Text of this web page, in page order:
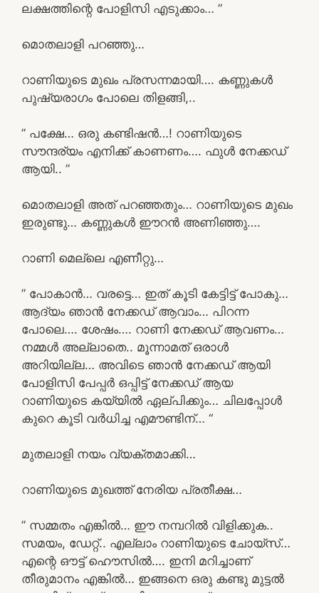
ലക്ഷത്തിന്റെ പോളിസി എടുക്കാം… ”
മൊതലാളി പറഞ്ഞു…
റാണിയുടെ മുഖം പ്രസന്നമായി…. കണ്ണുകൾ
പുഷ്യരാഗം പോലെ തിളങ്ങി,..
” പക്ഷേ… ഒരു കണ്ടിഷൻ…! റാണിയുടെ
സൗന്ദര്യം എനിക്ക് കാണണം…. ഫുൾ നേക്കഡ്
ആയി.. ”
മൊതലാളി അത് പറഞ്ഞതും… റാണിയുടെ മുഖം
ഇരുണ്ടു… കണ്ണുകൾ ഈറൻ അണിഞ്ഞു….
റാണി മെല്ലെ എണീറ്റു…
” പോകാൻ… വരട്ടെ… ഇത് കൂടി കേട്ടിട്ട് പോകു…
ആദ്യം ഞാൻ നേക്കഡ് ആവാം… പിറന്ന
പോലെ…. ശേഷം…. റാണി നേക്കഡ് ആവണം…
നമ്മൾ അല്ലാതെ.. മൂന്നാമത് ഒരാൾ
അറിയില്ല… അവിടെ ഞാൻ നേക്കഡ് ആയി
പോളിസി പേപ്പർ ഒപ്പിട്ട് നേക്കഡ് ആയ
റാണിയുടെ കയ്യിൽ ഏല്പിക്കും… ചിലപ്പോൾ
കുറെ കൂടി വർധിച്ച എമൗണ്ടിന്… “
മുതലാളി നയം വ്യക്തമാക്കി…
റാണിയുടെ മുഖത്ത് നേരിയ പ്രതീക്ഷ…
” സമ്മതം എങ്കിൽ… ഈ നമ്പറിൽ വിളിക്കുക..
സമയം, ഡേറ്റ്.. എല്ലാം റാണിയുടെ ചോയ്സ്…
എന്റെ ഔട്ട്‌ ഹൌസിൽ…. ഇനി മറിച്ചാണ്
തീരുമാനം എങ്കിൽ… ഇങ്ങനെ ഒരു കണ്ടു മുട്ടൽ